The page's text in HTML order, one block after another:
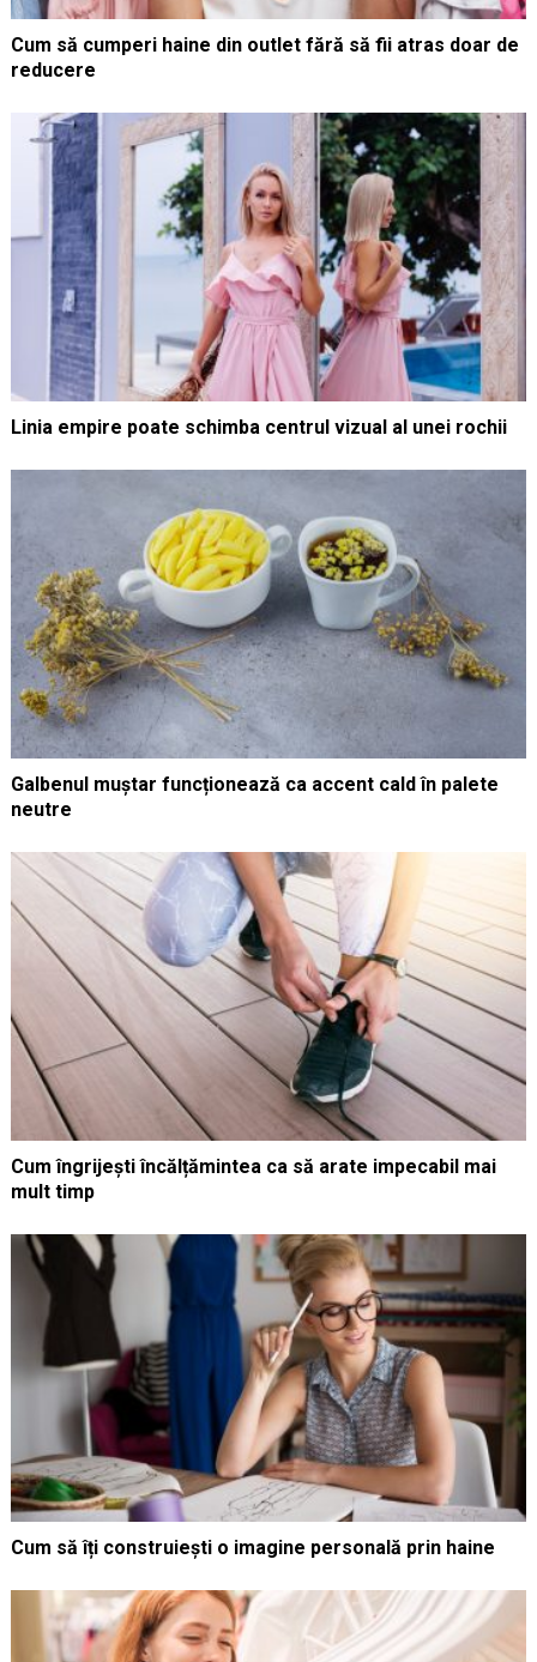
Cum să cumperi haine din outlet fără să fii atras doar de
reducere
Linia empire poate schimba centrul vizual al unei rochii
Galbenul muștar funcționează ca accent cald în palete
neutre
Cum îngrijești încălțămintea ca să arate impecabil mai
mult timp
Cum să îți construiești o imagine personală prin haine